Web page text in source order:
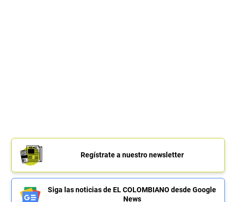
Regístrate a nuestro newsletter
Siga las noticias de EL COLOMBIANO desde Google
News